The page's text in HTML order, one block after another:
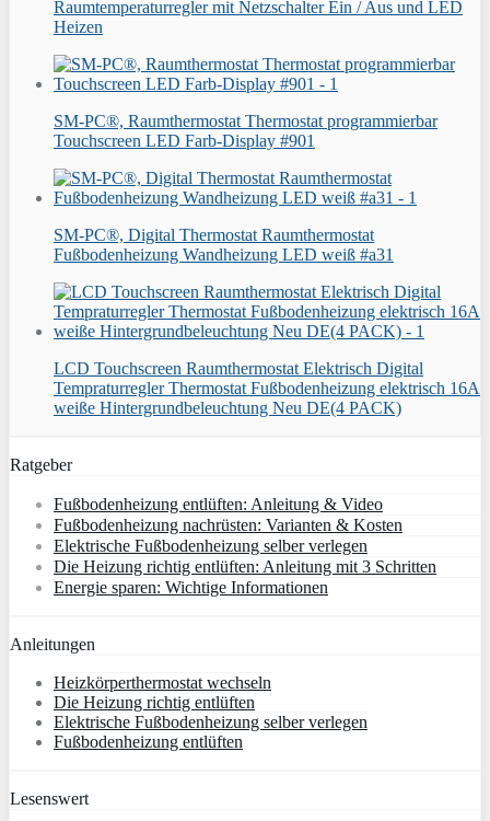
Raumtemperaturregler mit Netzschalter Ein / Aus und LED
Heizen
SM-PC®, Raumthermostat Thermostat programmierbar
Touchscreen LED Farb-Display #901
SM-PC®, Digital Thermostat Raumthermostat
Fußbodenheizung Wandheizung LED weiß #a31
LCD Touchscreen Raumthermostat Elektrisch Digital
Tempraturregler Thermostat Fußbodenheizung elektrisch 16A
weiße Hintergrundbeleuchtung Neu DE(4 PACK)
Ratgeber
Fußbodenheizung entlüften: Anleitung & Video
Fußbodenheizung nachrüsten: Varianten & Kosten
Elektrische Fußbodenheizung selber verlegen
Die Heizung richtig entlüften: Anleitung mit 3 Schritten
Energie sparen: Wichtige Informationen
Anleitungen
Heizkörperthermostat wechseln
Die Heizung richtig entlüften
Elektrische Fußbodenheizung selber verlegen
Fußbodenheizung entlüften
Lesenswert